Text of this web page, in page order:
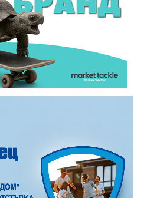
изпратен полицейски
на водача. Той
болница, където
информация водачът се е
са в процес на изясняване.